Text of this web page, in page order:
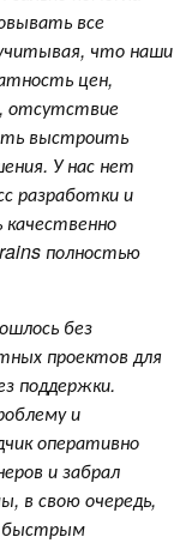
все
что наши
цен,
отсутствие
выстроить
У нас нет
разработки и
полностью
без
проектов для
поддержки.
и
оперативно
и забрал
в свою очередь,
быстрым